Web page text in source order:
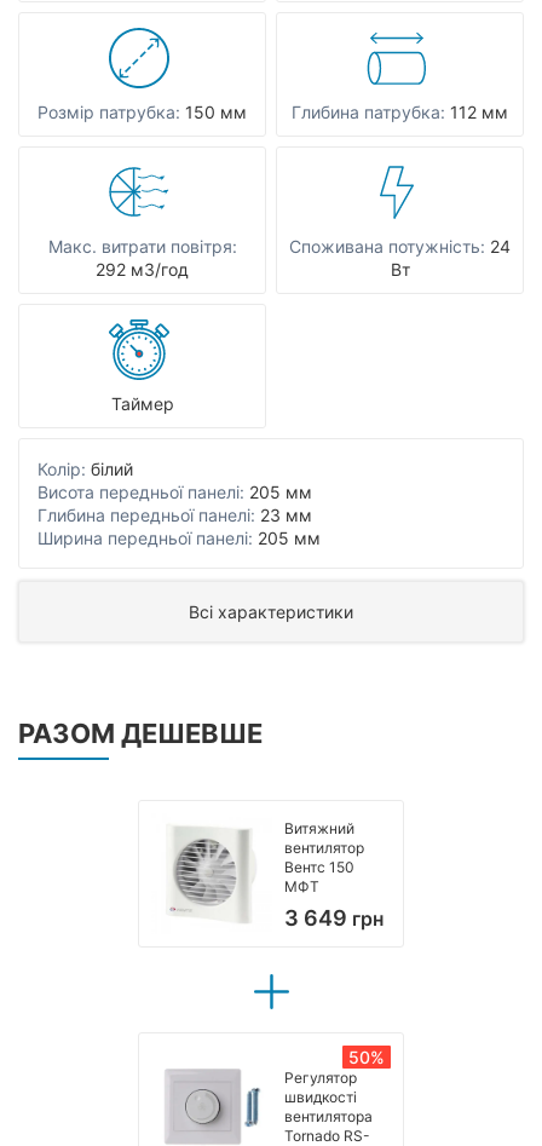
Розмір патрубка: 150 мм Глибина патрубка: 112 мм
Макс. витрати повітря:
292 мЗ/год
Споживана потужність: 24
Вт
Таймер
Колір: білий
Висота передньої панелі: 205 мм
Глибина передньої панелі: 23 мм
Ширина передньої панелі: 205 мм
Всі характеристики
РАЗОМ ДЕШЕВШЕ
Витяжний
вентилятор
Вентс 150
МФТ
3 649 грн
50%
Регулятор
швидкості
вентилятора
Tornado RS-